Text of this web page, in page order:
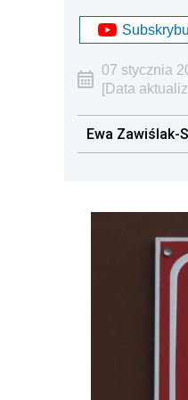
07 stycznia
[Data
Ewa Zawiślak-